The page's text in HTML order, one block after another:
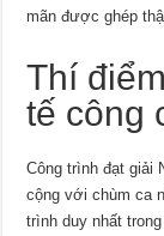
mãn được ghép
Thí
tế công
Công trình đạt giải
cộng với chùm ca
trình duy nhất